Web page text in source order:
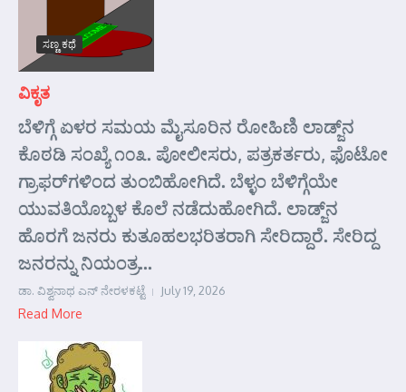
ಸಣ್ಣ ಕಥೆ
ವಿಕೃತ
ಬೆಳಿಗ್ಗೆ ಏಳರ ಸಮಯ ಮೈಸೂರಿನ ರೋಹಿಣಿ ಲಾಡ್ಜ್‌ನ
ಕೊಠಡಿ ಸಂಖ್ಯೆ ೧೦೩. ಪೋಲೀಸರು, ಪತ್ರಕರ್ತರು, ಫೊಟೋ
ಗ್ರಾಫರ್‌ಗಳಿಂದ ತುಂಬಿಹೋಗಿದೆ. ಬೆಳ್ಳಂ ಬೆಳಿಗ್ಗೆಯೇ
ಯುವತಿಯೊಬ್ಬಳ ಕೊಲೆ ನಡೆದುಹೋಗಿದೆ. ಲಾಡ್ಜ್‌ನ
ಹೊರಗೆ ಜನರು ಕುತೂಹಲಭರಿತರಾಗಿ ಸೇರಿದ್ದಾರೆ. ಸೇರಿದ್ದ
ಜನರನ್ನು ನಿಯಂತ್ರ...
ಡಾ. ವಿಶ್ವನಾಥ ಎನ್ ನೇರಳಕಟ್ಟೆ July 19, 2026
Read More